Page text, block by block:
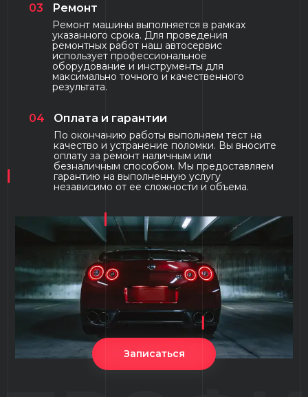
03 Ремонт
Ремонт машины выполняется в рамках
указанного срока. Для проведения
ремонтных работ наш автосервис
использует профессиональное
оборудование и инструменты для
максимально точного и качественного
результата.
04 Оплата и гарантии
По окончанию работы выполняем тест на
качество и устранение поломки. Вы вносите
оплату за ремонт наличным или
безналичным способом. Мы предоставляем
гарантию на выполненную услугу
независимо от ее сложности и объема.
Записаться